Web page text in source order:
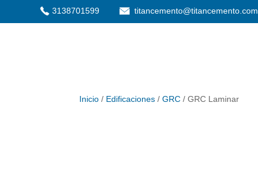
3138701599 titancemento@titancemento.com
Inicio / Edificaciones /GRC / GRC Laminar